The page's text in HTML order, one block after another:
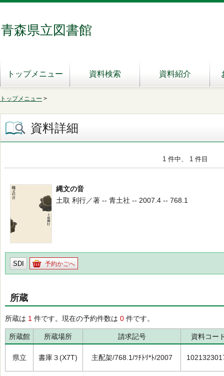
青森県立図書館
トップメニュー 資料検索 資料紹介
トップメニュー >
資料詳細
1 件中、 1 件目
縄文の音
土取 利行／著 -- 青土社 -- 2007.4 -- 768.1
SDI 予約かごへ
所蔵
所蔵は 1 件です。現在の予約件数は 0 件です。
所蔵館 所蔵場所 請求記号 資料コー
県立 書庫３(X7T) 主配架/768.1/ﾂﾁﾄﾘ*ﾄ/2007